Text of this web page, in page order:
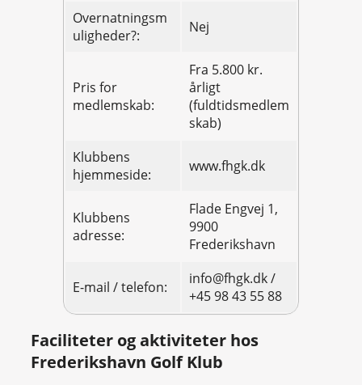
Overnatningsm
uligheder?:
Nej
Pris for
medlemskab:
Fra 5.800 kr.
årligt
(fuldtidsmedlem
skab)
Klubbens
hjemmeside:
www.fhgk.dk
Klubbens
adresse:
Flade Engvej 1,
9900
Frederikshavn
E-mail / telefon:
info@fhgk.dk /
+45 98 43 55 88
Faciliteter og aktiviteter hos
Frederikshavn Golf Klub